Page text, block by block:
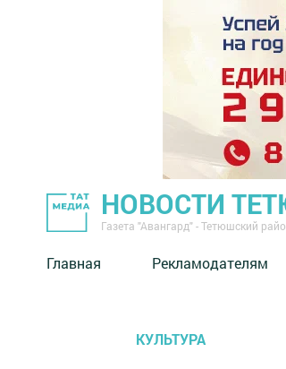
НОВОСТИ
Газета "Авангард" - Тетюшский
Главная Рекламодателям
КУЛЬТУРА